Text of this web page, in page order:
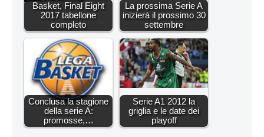
Basket, Final Eight
2017 tabellone
completo
La prossima Serie A
inizierà il prossimo 30
settembre
Conclusa la stagione
della serie A:
promosse,…
Serie A1 2012 la
griglia e le date dei
playoff